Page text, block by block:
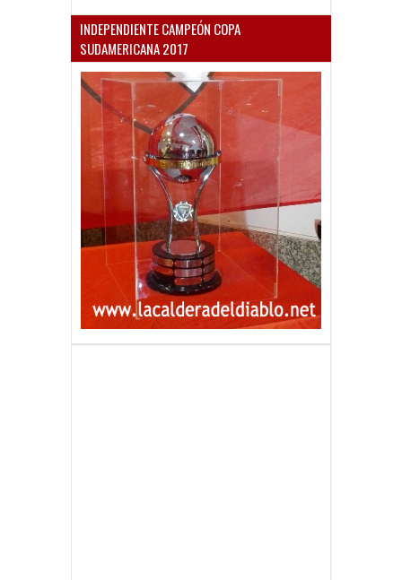
INDEPENDIENTE CAMPEÓN COPA
SUDAMERICANA 2017